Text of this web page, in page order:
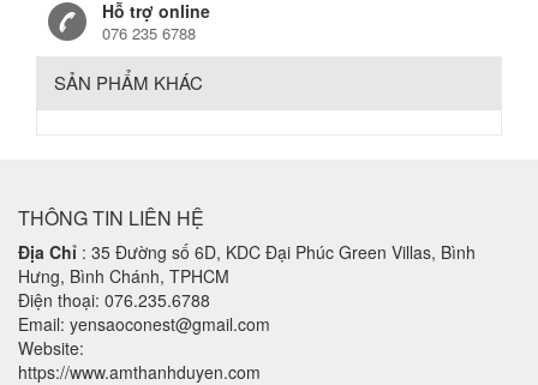
Hỗ trợ online
076 235 6788
SẢN PHẨM KHÁC
THÔNG TIN LIÊN HỆ
Địa Chỉ : 35 Đường số 6D, KDC Đại Phúc Green Villas, Bình
Hưng, Bình Chánh, TPHCM
Điện thoại: 076.235.6788
Email: yensaoconest@gmail.com
Website:
https://www.amthanhduyen.com